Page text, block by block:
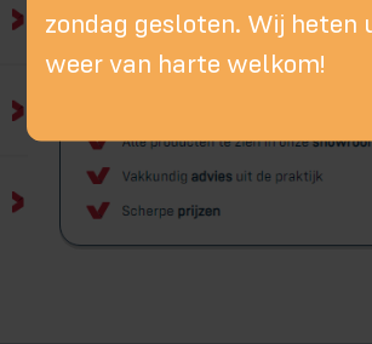
zondag gesloten. Wij heten
weer van harte welkom!